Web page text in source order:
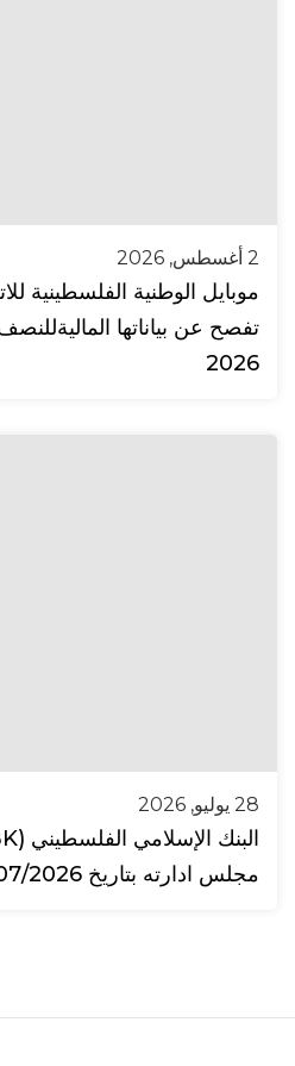
2 أغسطس, 2026
تفصح عن بياناتها
2026
28 يوليو, 2026
مجلس ادارته بتاريخ 26/07/2026.